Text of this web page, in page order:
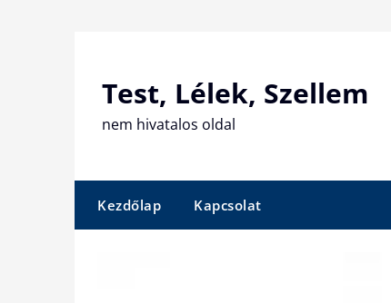
Test, Lélek, Szellem
nem hivatalos oldal
Kezdőlap Kapcsolat